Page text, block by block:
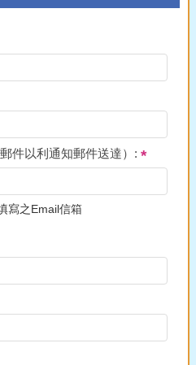
件以利通知郵件送達）:
寫之Email信箱